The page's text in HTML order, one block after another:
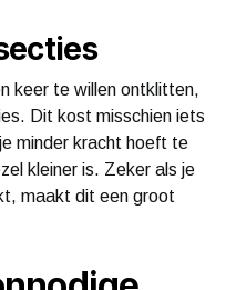
keer te willen ontklitten,
Dit kost misschien iets
minder kracht hoeft te
kleiner is. Zeker als je
maakt dit een groot